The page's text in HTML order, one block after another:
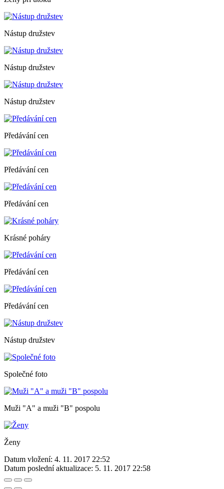
Nástup družstev
Nástup družstev
Nástup družstev
Předávání cen
Předávání cen
Předávání cen
Krásné poháry
Předávání cen
Předávání cen
Nástup družstev
Společné foto
Muži "A" a muži "B" pospolu
Ženy
Datum vložení: 4. 11. 2017 22:52
Datum poslední aktualizace: 5. 11. 2017 22:58